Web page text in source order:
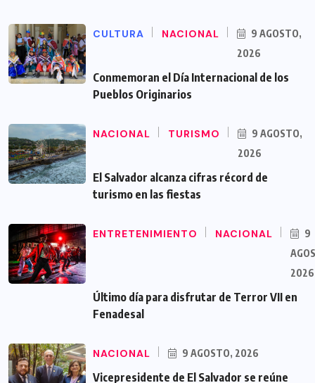
CULTURA NACIONAL
9 AGOSTO,
2026
Conmemoran el Día Internacional de los
Pueblos Originarios
NACIONAL TURISMO
9 AGOSTO,
2026
El Salvador alcanza cifras récord de
turismo en las fiestas
ENTRETENIMIENTO NACIONAL
9
2026
Último día para disfrutar de Terror VII en
Fenadesal
NACIONAL 9 AGOSTO, 2026
Vicepresidente de El Salvador se reúne